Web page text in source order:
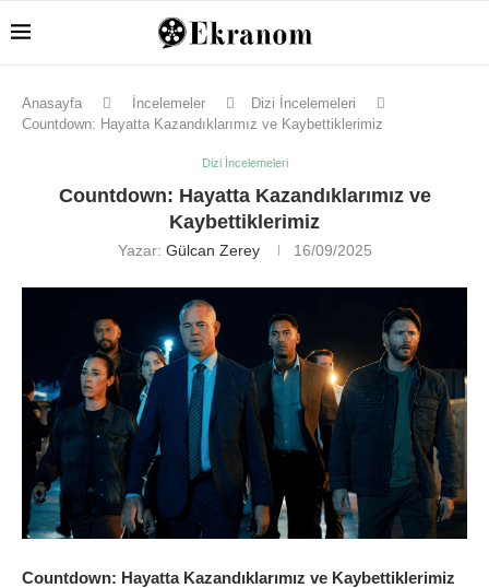
Anasayfa İncelemeler
Dizi İncelemeleri
Countdown: Hayatta Kazandıklarımız ve Kaybettiklerimiz
Dizi İncelemeleri
Countdown: Hayatta Kazandıklarımız ve
Kaybettiklerimiz
Yazar: Gülcan Zerey 16/09/2025
Countdown: Hayatta Kazandıklarımız ve Kaybettiklerimiz